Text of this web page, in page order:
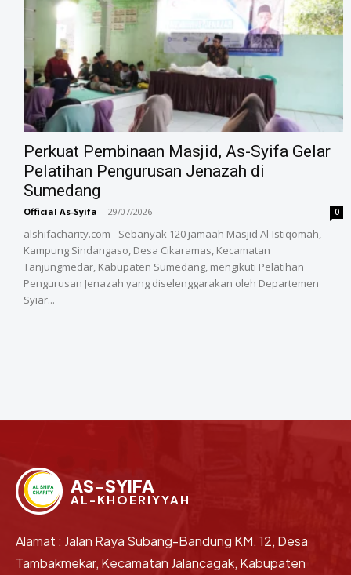
‎Perkuat Pembinaan Masjid, As-Syifa Gelar
Pelatihan Pengurusan Jenazah di
Sumedang
Official As-Syifa - 29/07/2026 0
alshifacharity.com - Sebanyak 120 jamaah Masjid Al-Istiqomah,
Kampung Sindangaso, Desa Cikaramas, Kecamatan
Tanjungmedar, Kabupaten Sumedang, mengikuti Pelatihan
Pengurusan Jenazah yang diselenggarakan oleh Departemen
Syiar...
AS-SYIFA
AL-KHOERIYYAH
Alamat : Jalan Raya Subang-Bandung KM. 12, Desa
Tambakmekar, Kecamatan Jalancagak, Kabupaten